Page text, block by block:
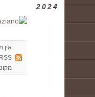
2024
אין
RSS